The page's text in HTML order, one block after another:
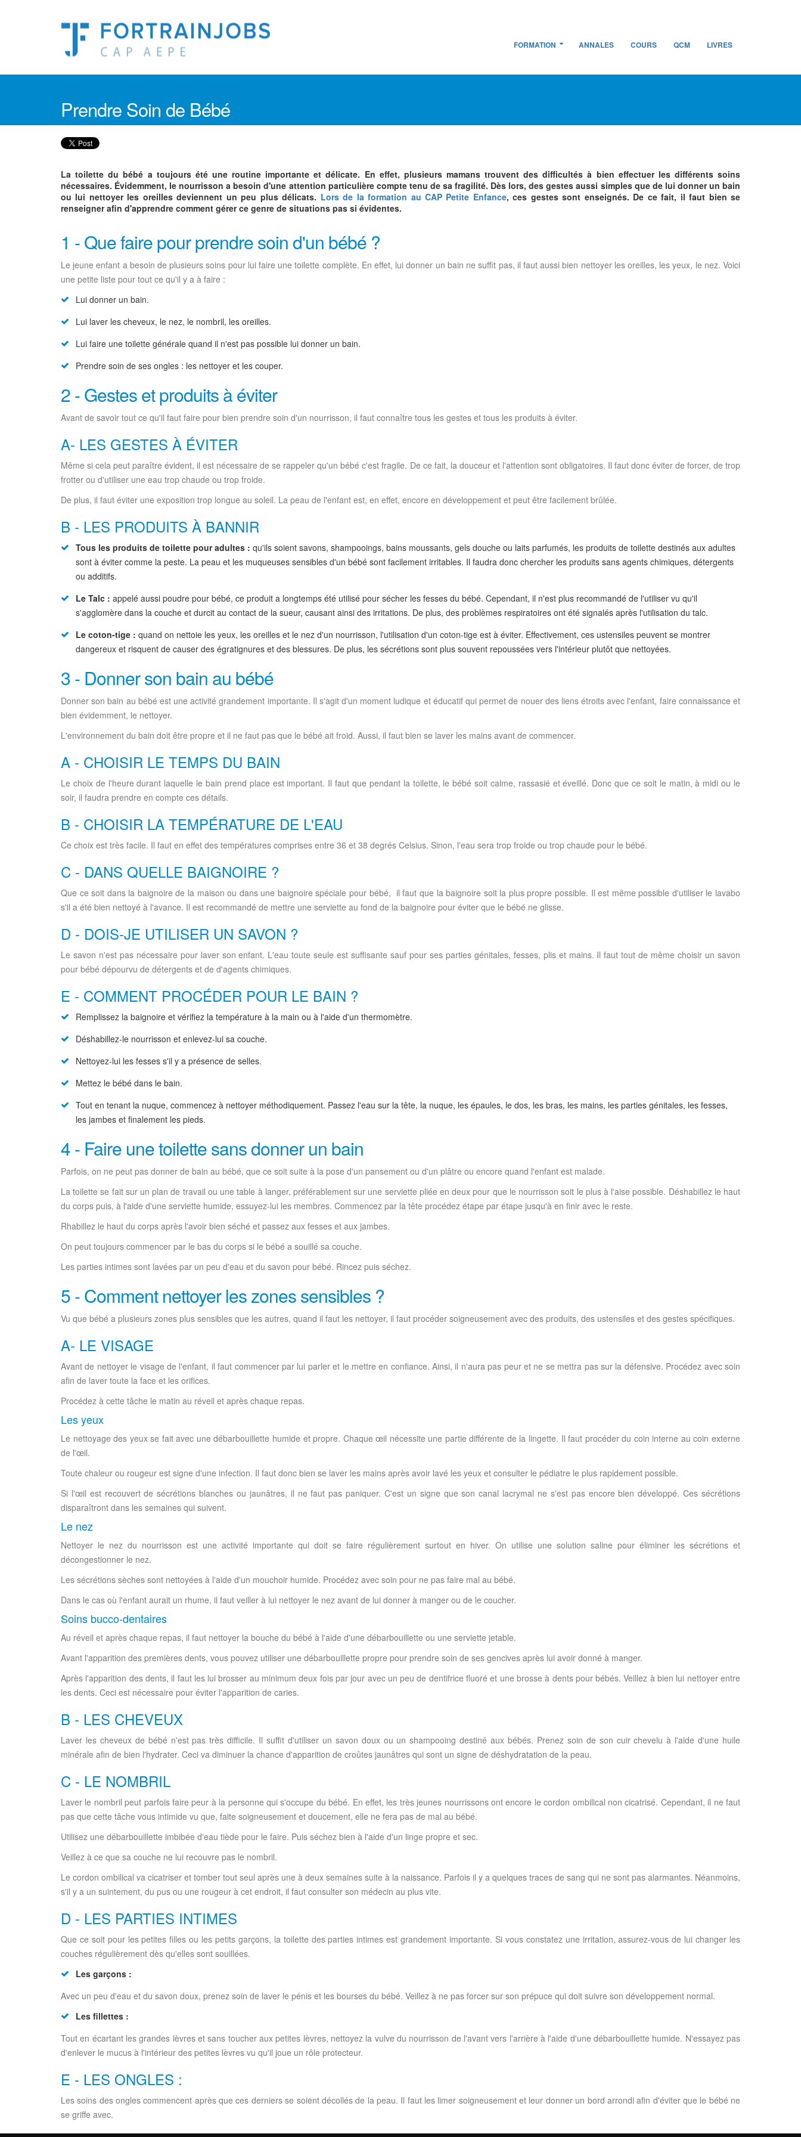
FORMATION ANNALES COURS QCM LIVRES
Prendre Soin de Bébé
La toilette du bébé a toujours été une routine importante et délicate. En effet, plusieurs mamans trouvent des difficultés à bien effectuer les différents soins
nécessaires. Évidemment, le nourrisson a besoin d'une attention particulière compte tenu de sa fragilité. Dès lors, des gestes aussi simples que de lui donner un bain
ou lui nettoyer les oreilles deviennent un peu plus délicats. Lors de la formation au CAP Petite Enfance, ces gestes sont enseignés. De ce fait, il faut bien se
renseigner afin d'apprendre comment gérer ce genre de situations pas si évidentes.
1 - Que faire pour prendre soin d'un bébé ?
Le jeune enfant a besoin de plusieurs soins pour lui faire une toilette complète. En effet, lui donner un bain ne suffit pas, il faut aussi bien nettoyer les oreilles, les yeux, le nez. Voici
une petite liste pour tout ce qu'il y a à faire :
Lui donner un bain.
Lui laver les cheveux, le nez, le nombril, les oreilles.
Lui faire une toilette générale quand il n'est pas possible lui donner un bain.
Prendre soin de ses ongles : les nettoyer et les couper.
2 - Gestes et produits à éviter
Avant de savoir tout ce qu'il faut faire pour bien prendre soin d'un nourrisson, il faut connaître tous les gestes et tous les produits à éviter.
A- LES GESTES À ÉVITER
Même si cela peut paraître évident, il est nécessaire de se rappeler qu'un bébé c'est fragile. De ce fait, la douceur et l'attention sont obligatoires. Il faut donc éviter de forcer, de trop
frotter ou d'utiliser une eau trop chaude ou trop froide.
De plus, il faut éviter une exposition trop longue au soleil. La peau de l'enfant est, en effet, encore en développement et peut être facilement brûlée.
B - LES PRODUITS À BANNIR
Tous les produits de toilette pour adultes : qu'ils soient savons, shampooings, bains moussants, gels douche ou laits parfumés, les produits de toilette destinés aux adultes
sont à éviter comme la peste. La peau et les muqueuses sensibles d'un bébé sont facilement irritables. Il faudra donc chercher les produits sans agents chimiques, détergents
ou additifs.
Le Talc : appelé aussi poudre pour bébé, ce produit a longtemps été utilisé pour sécher les fesses du bébé. Cependant, il n'est plus recommandé de l'utiliser vu qu'il
s'agglomère dans la couche et durcit au contact de la sueur, causant ainsi des irritations. De plus, des problèmes respiratoires ont été signalés après l'utilisation du talc.
Le coton-tige : quand on nettoie les yeux, les oreilles et le nez d'un nourrisson, l'utilisation d'un coton-tige est à éviter. Effectivement, ces ustensiles peuvent se montrer
dangereux et risquent de causer des égratignures et des blessures. De plus, les sécrétions sont plus souvent repoussées vers l'intérieur plutôt que nettoyées.
3 - Donner son bain au bébé
Donner son bain au bébé est une activité grandement importante. Il s'agit d'un moment ludique et éducatif qui permet de nouer des liens étroits avec l'enfant, faire connaissance et
bien évidemment, le nettoyer.
L'environnement du bain doit être propre et il ne faut pas que le bébé ait froid. Aussi, il faut bien se laver les mains avant de commencer.
A - CHOISIR LE TEMPS DU BAIN
Le choix de l'heure durant laquelle le bain prend place est important. Il faut que pendant la toilette, le bébé soit calme, rassasié et éveillé. Donc que ce soit le matin, à midi ou le
soir, il faudra prendre en compte ces détails.
B - CHOISIR LA TEMPÉRATURE DE L'EAU
Ce choix est très facile. Il faut en effet des températures comprises entre 36 et 38 degrés Celsius. Sinon, l'eau sera trop froide ou trop chaude pour le bébé.
C - DANS QUELLE BAIGNOIRE ?
Que ce soit dans la baignoire de la maison ou dans une baignoire spéciale pour bébé, il faut que la baignoire soit la plus propre possible. Il est même possible d'utiliser le lavabo
s'il a été bien nettoyé à l'avance. Il est recommandé de mettre une serviette au fond de la baignoire pour éviter que le bébé ne glisse.
D - DOIS-JE UTILISER UN SAVON ?
Le savon n'est pas nécessaire pour laver son enfant. L'eau toute seule est suffisante sauf pour ses parties génitales, fesses, plis et mains. Il faut tout de même choisir un savon
pour bébé dépourvu de détergents et de d'agents chimiques.
E - COMMENT PROCÉDER POUR LE BAIN ?
Remplissez la baignoire et vérifiez la température à la main ou à l'aide d'un thermomètre.
Déshabillez-le nourrisson et enlevez-lui sa couche.
Nettoyez-lui les fesses s'il y a présence de selles.
Mettez le bébé dans le bain.
Tout en tenant la nuque, commencez à nettoyer méthodiquement. Passez l'eau sur la tête, la nuque, les épaules, le dos, les bras, les mains, les parties génitales, les fesses,
les jambes et finalement les pieds.
4 - Faire une toilette sans donner un bain
Parfois, on ne peut pas donner de bain au bébé, que ce soit suite à la pose d'un pansement ou d'un plâtre ou encore quand l'enfant est malade.
La toilette se fait sur un plan de travail ou une table à langer, préférablement sur une serviette pliée en deux pour que le nourrisson soit le plus à l'aise possible. Déshabillez le haut
du corps puis, à l'aide d'une serviette humide, essuyez-lui les membres. Commencez par la tête procédez étape par étape jusqu'à en finir avec le reste.
Rhabillez le haut du corps après l'avoir bien séché et passez aux fesses et aux jambes.
On peut toujours commencer par le bas du corps si le bébé a souillé sa couche.
Les parties intimes sont lavées par un peu d'eau et du savon pour bébé. Rincez puis séchez.
5 - Comment nettoyer les zones sensibles ?
Vu que bébé a plusieurs zones plus sensibles que les autres, quand il faut les nettoyer, il faut procéder soigneusement avec des produits, des ustensiles et des gestes spécifiques.
A- LE VISAGE
Avant de nettoyer le visage de l'enfant, il faut commencer par lui parler et le mettre en confiance. Ainsi, il n'aura pas peur et ne se mettra pas sur la défensive. Procédez avec soin
afin de laver toute la face et les orifices.
Procédez à cette tâche le matin au réveil et après chaque repas.
Les yeux
Le nettoyage des yeux se fait avec une débarbouillette humide et propre. Chaque œil nécessite une partie différente de la lingette. Il faut procéder du coin interne au coin externe
de l'œil.
Toute chaleur ou rougeur est signe d'une infection. Il faut donc bien se laver les mains après avoir lavé les yeux et consulter le pédiatre le plus rapidement possible.
Si l'œil est recouvert de sécrétions blanches ou jaunâtres, il ne faut pas paniquer. C'est un signe que son canal lacrymal ne s'est pas encore bien développé. Ces sécrétions
disparaîtront dans les semaines qui suivent.
Le nez
Nettoyer le nez du nourrisson est une activité importante qui doit se faire régulièrement surtout en hiver. On utilise une solution saline pour éliminer les sécrétions et
décongestionner le nez.
Les sécrétions sèches sont nettoyées à l'aide d'un mouchoir humide. Procédez avec soin pour ne pas faire mal au bébé.
Dans le cas où l'enfant aurait un rhume, il faut veiller à lui nettoyer le nez avant de lui donner à manger ou de le coucher.
Soins bucco-dentaires
Au réveil et après chaque repas, il faut nettoyer la bouche du bébé à l'aide d'une débarbouillette ou une serviette jetable.
Avant l'apparition des premières dents, vous pouvez utiliser une débarbouillette propre pour prendre soin de ses gencives après lui avoir donné à manger.
Après l'apparition des dents, il faut les lui brosser au minimum deux fois par jour avec un peu de dentifrice fluoré et une brosse à dents pour bébés. Veillez à bien lui nettoyer entre
les dents. Ceci est nécessaire pour éviter l'apparition de caries.
B - LES CHEVEUX
Laver les cheveux de bébé n'est pas très difficile. Il suffit d'utiliser un savon doux ou un shampooing destiné aux bébés. Prenez soin de son cuir chevelu à l'aide d'une huile
minérale afin de bien l'hydrater. Ceci va diminuer la chance d'apparition de croûtes jaunâtres qui sont un signe de déshydratation de la peau.
C - LE NOMBRIL
Laver le nombril peut parfois faire peur à la personne qui s'occupe du bébé. En effet, les très jeunes nourrissons ont encore le cordon ombilical non cicatrisé. Cependant, il ne faut
pas que cette tâche vous intimide vu que, faite soigneusement et doucement, elle ne fera pas de mal au bébé.
Utilisez une débarbouillette imbibée d'eau tiède pour le faire. Puis séchez bien à l'aide d'un linge propre et sec.
Veillez à ce que sa couche ne lui recouvre pas le nombril.
Le cordon ombilical va cicatriser et tomber tout seul après une à deux semaines suite à la naissance. Parfois il y a quelques traces de sang qui ne sont pas alarmantes. Néanmoins,
s'il y a un suintement, du pus ou une rougeur à cet endroit, il faut consulter son médecin au plus vite.
D - LES PARTIES INTIMES
Que ce soit pour les petites filles ou les petits garçons, la toilette des parties intimes est grandement importante. Si vous constatez une irritation, assurez-vous de lui changer les
couches régulièrement dès qu'elles sont souillées.
Les garçons :
Avec un peu d'eau et du savon doux, prenez soin de laver le pénis et les bourses du bébé. Veillez à ne pas forcer sur son prépuce qui doit suivre son développement normal.
Les fillettes :
Tout en écartant les grandes lèvres et sans toucher aux petites lèvres, nettoyez la vulve du nourrisson de l'avant vers l'arrière à l'aide d'une débarbouillette humide. N'essayez pas
d'enlever le mucus à l'intérieur des petites lèvres vu qu'il joue un rôle protecteur.
E - LES ONGLES :
Les soins des ongles commencent après que ces derniers se soient décollés de la peau. Il faut les limer soigneusement et leur donner un bord arrondi afin d'éviter que le bébé ne
se griffe avec.